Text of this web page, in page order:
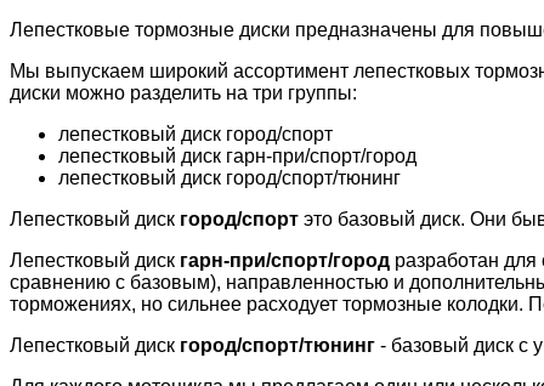
Лепестковые тормозные диски предназначены для
Мы выпускаем широкий ассортимент лепестковых
диски можно разделить на три группы:
лепестковый диск город/спорт
лепестковый диск гарн-при/спорт/город
лепестковый диск город/спорт/тюнинг
Лепестковый диск город/спорт это базовый диск. Они
Лепестковый диск гарн-при/спорт/город разработан
сравнению с базовым), направленностью и
торможениях, но сильнее расходует тормозные колодки.
Лепестковый диск город/спорт/тюнинг - базовый диск с